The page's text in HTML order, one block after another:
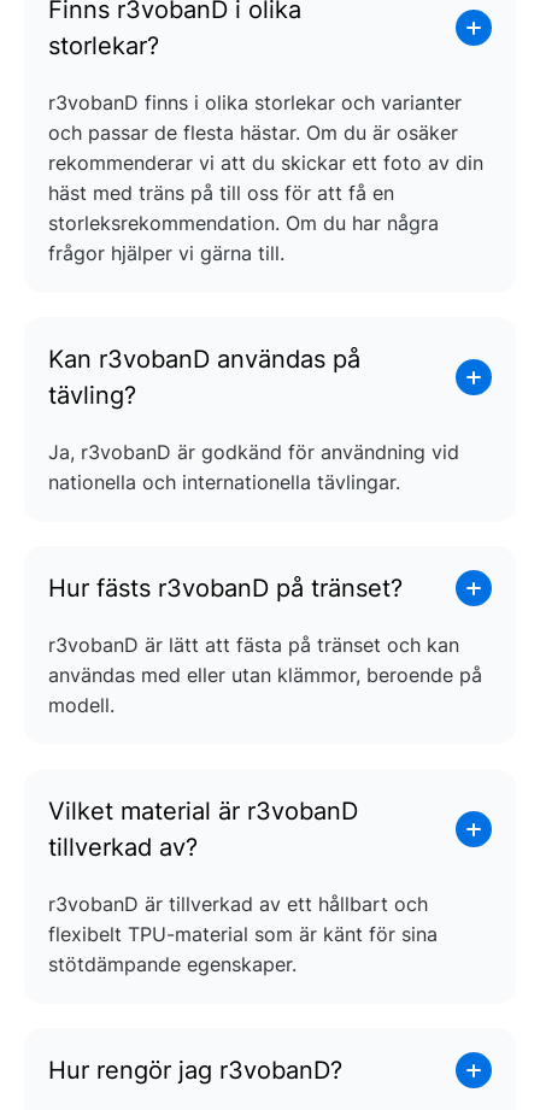
Finns r3vobanD i olika
storlekar?
r3vobanD finns i olika storlekar och varianter
och passar de flesta hästar. Om du är osäker
rekommenderar vi att du skickar ett foto av din
häst med träns på till oss för att få en
storleksrekommendation. Om du har några
frågor hjälper vi gärna till.
Kan r3vobanD användas på
tävling?
Ja, r3vobanD är godkänd för användning vid
nationella och internationella tävlingar.
Hur fästs r3vobanD på tränset?
r3vobanD är lätt att fästa på tränset och kan
användas med eller utan klämmor, beroende på
modell.
Vilket material är r3vobanD
tillverkad av?
r3vobanD är tillverkad av ett hållbart och
flexibelt TPU-material som är känt för sina
stötdämpande egenskaper.
Hur rengör jag r3vobanD?